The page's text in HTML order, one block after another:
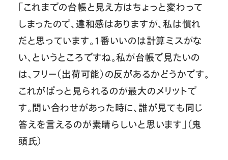
「これまでの台帳と見え方はちょっと変わって
しまったので、違和感はありますが、私は慣れ
だと思っています。1番いいのは計算ミスがな
い、というところですね。私が台帳で見たいの
は、フリー（出荷可能）の反があるかどうかです。
これがぱっと見られるのが最大のメリットで
す。問い合わせがあった時に、誰が見ても同じ
答えを言えるのが素晴らしいと思います」（鬼
頭氏）